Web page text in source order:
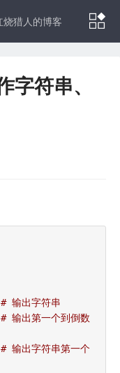
猎人的博客 
符串、
# 输出字符串
# 输出第一个到倒数
# 输出字符串第一个